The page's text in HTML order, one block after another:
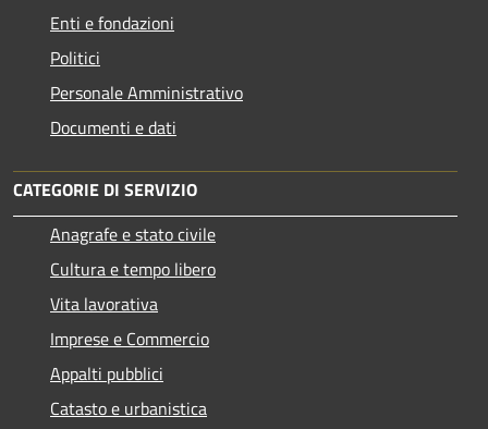
Enti e fondazioni
Politici
Personale Amministrativo
Documenti e dati
CATEGORIE DI SERVIZIO
Anagrafe e stato civile
Cultura e tempo libero
Vita lavorativa
Imprese e Commercio
Appalti pubblici
Catasto e urbanistica